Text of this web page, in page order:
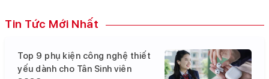
Tin Tức Mới Nhất
Top 9 phụ kiện công nghệ thiết
yếu dành cho Tân Sinh viên